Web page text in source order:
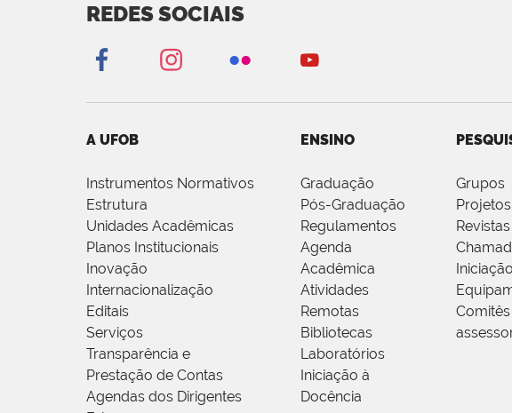
REDES SOCIAIS
A UFOB
Instrumentos Normativos
Estrutura
Unidades Acadêmicas
Planos Institucionais
Inovação
Internacionalização
Editais
Serviços
Transparência e
Prestação de Contas
Agendas dos Dirigentes
ENSINO
Graduação
Pós-Graduação
Regulamentos
Agenda
Acadêmica
Atividades
Remotas
Bibliotecas
Laboratórios
Iniciação à
Docência
Grupos
Projetos
Revistas